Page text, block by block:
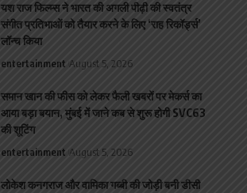
यश राज फिल्म्स ने भारत की अगली पीढ़ी की स्वतंत्र
संगीत प्रतिभाओं को तैयार करने के लिए ‘राह रिकॉर्ड्स’
लॉन्च किया
entertainment August 5, 2026
समान खान की फीस को लेकर फैली खबरों पर मेकर्स का
आया बड़ा बयान, मुंबई में जाने कब से शुरू होगी SVC63
की शूटिंग
entertainment August 5, 2026
लोकेश कनगराज और वामिका गब्बी की जोड़ी बनी डीसी